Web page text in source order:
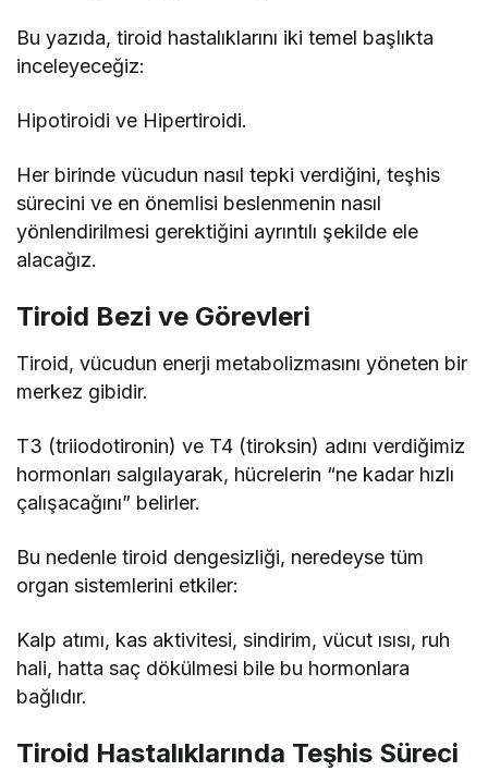
Bu yazıda, tiroid hastalıklarını iki temel başlıkta
inceleyeceğiz:
Hipotiroidi ve Hipertiroidi.
Her birinde vücudun nasıl tepki verdiğini, teşhis
sürecini ve en önemlisi beslenmenin nasıl
yönlendirilmesi gerektiğini ayrıntılı şekilde ele
alacağız.
Tiroid Bezi ve Görevleri
Tiroid, vücudun enerji metabolizmasını yöneten bir
merkez gibidir.
T3 (triiodotironin) ve T4 (tiroksin) adını verdiğimiz
hormonları salgılayarak, hücrelerin “ne kadar hızlı
çalışacağını” belirler.
Bu nedenle tiroid dengesizliği, neredeyse tüm
organ sistemlerini etkiler:
Kalp atımı, kas aktivitesi, sindirim, vücut ısısı, ruh
hali, hatta saç dökülmesi bile bu hormonlara
bağlıdır.
Tiroid Hastalıklarında Teşhis Süreci